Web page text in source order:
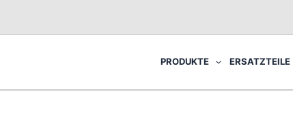
PRODUKTE ERSATZTEILE